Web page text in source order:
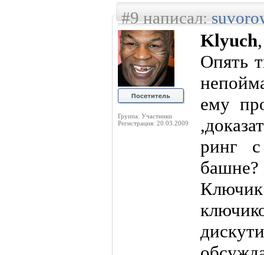
#9 написал:
Группа: Участники
Регистрация: 20.03.2009
Klyuch,
Опять
ему
ринг
башне?